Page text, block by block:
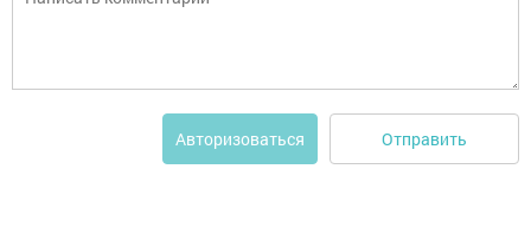
Авторизоваться Отправить